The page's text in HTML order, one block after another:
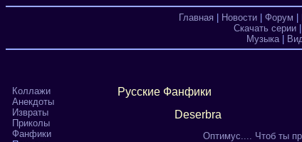
Главная | Новости | Форум |
Скачать серии |
Музыка|
Коллажи
Анекдоты
Извраты
Приколы
Фанфики
Русские Фанфики
Deserbra
Оптимус.... Чтоб ты